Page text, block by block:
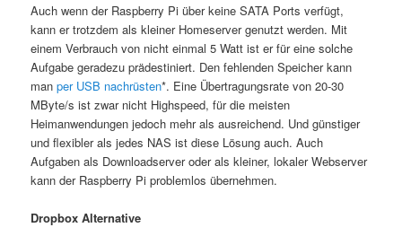
Auch wenn der Raspberry Pi über keine SATA Ports verfügt,
kann er trotzdem als kleiner Homeserver genutzt werden. Mit
einem Verbrauch von nicht einmal 5 Watt ist er für eine solche
Aufgabe geradezu prädestiniert. Den fehlenden Speicher kann
manper USB nachrüsten*. Eine Übertragungsrate von 20-30
MByte/s ist zwar nicht Highspeed, für die meisten
Heimanwendungen jedoch mehr als ausreichend. Und günstiger
und flexibler als jedes NAS ist diese Lösung auch. Auch
Aufgaben als Downloadserver oder als kleiner, lokaler Webserver
kann der Raspberry Pi problemlos übernehmen.
Dropbox Alternative